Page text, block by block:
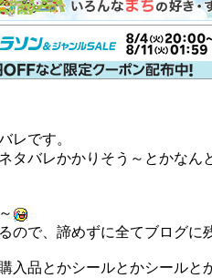
レです。
タバレかかりそう～とかな
ので、諦めずに全てブログに
入品とかシールとかシールと